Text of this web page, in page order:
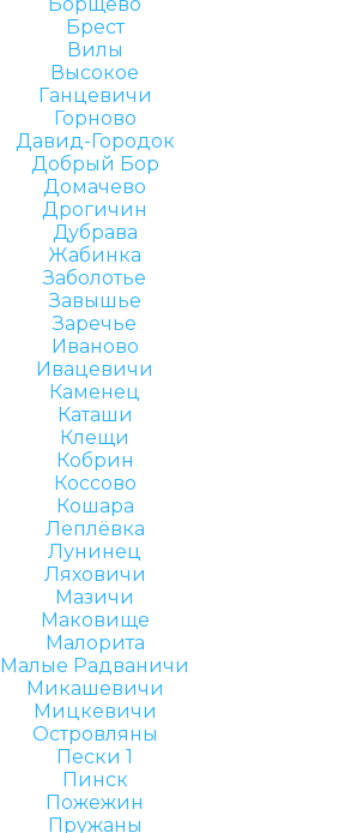
Брест
Вилы
Высокое
Ганцевичи
Горново
Давид-Городок
Добрый Бор
Домачево
Дрогичин
Дубрава
Жабинка
Заболотье
Завышье
Заречье
Иваново
Ивацевичи
Каменец
Каташи
Клещи
Кобрин
Коссово
Кошара
Леплёвка
Лунинец
Ляховичи
Мазичи
Маковище
Малорита
Малые Радваничи
Микашевичи
Мицкевичи
Островляны
Пески 1
Пинск
Пожежин
Пружаны